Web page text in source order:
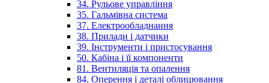
34. Рульове управління
35. Гальмівна система
37. Електрообладнання
38. Прилади і датчики
39. Інструменти і пристосування
50. Кабіна і її компоненти
81. Вентиляція та опалення
84. Оперення і деталі облицювання